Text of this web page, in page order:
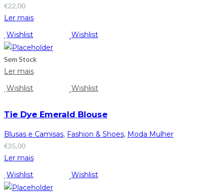
€22,00
Ler mais
Wishlist
Wishlist
Sem Stock
Ler mais
Wishlist
Wishlist
Tie Dye Emerald Blouse
Blusas e Camisas, Fashion & Shoes, Moda Mulher
€35,00
Ler mais
Wishlist
Wishlist